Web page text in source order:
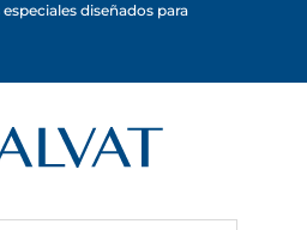
diseñados para